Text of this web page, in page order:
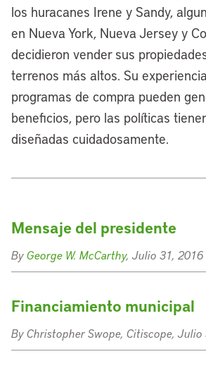
los huracanes Irene y Sandy,
en Nueva York, Nueva Jersey y
decidieron vender sus
terrenos más altos. Su
programas de compra pueden
beneficios, pero las políticas
diseñadas cuidadosamente.
Mensaje del presidente
ByGeorge W. McCarthy, Julio 31, 2016
Financiamiento municipal
By Christopher Swope, Citiscope, Julio